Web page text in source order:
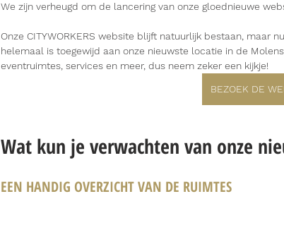
We zijn verheugd om de lancering van onze gloednieuwe
Onze CITYWORKERS website blijft natuurlijk bestaan, maar
helemaal is toegewijd aan onze nieuwste locatie in de
eventruimtes, services en meer, dus neem zeker een kijkje!
BEZOEK DE
Wat kun je verwachten van onze
EEN HANDIG OVERZICHT VAN DE RUIMTES